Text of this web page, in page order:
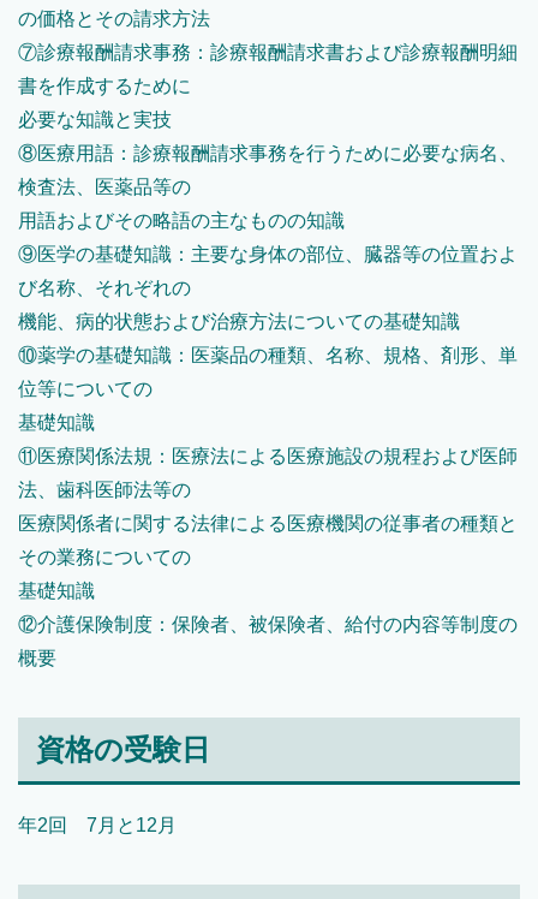
の価格とその請求方法
⑦診療報酬請求事務：診療報酬請求書および診療報酬明細
書を作成するために
必要な知識と実技
⑧医療用語：診療報酬請求事務を行うために必要な病名、
検査法、医薬品等の
用語およびその略語の主なものの知識
⑨医学の基礎知識：主要な身体の部位、臓器等の位置およ
び名称、それぞれの
機能、病的状態および治療方法についての基礎知識
⑩薬学の基礎知識：医薬品の種類、名称、規格、剤形、単
位等についての
基礎知識
⑪医療関係法規：医療法による医療施設の規程および医師
法、歯科医師法等の
医療関係者に関する法律による医療機関の従事者の種類と
その業務についての
基礎知識
⑫介護保険制度：保険者、被保険者、給付の内容等制度の
概要
資格の受験日
年2回 7月と12月